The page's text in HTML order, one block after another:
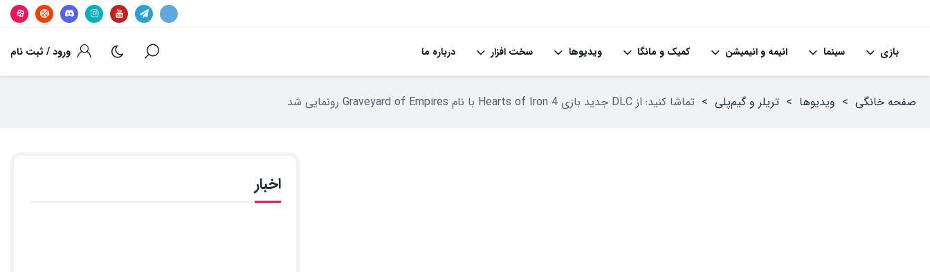
ورود / ثبت نام بازی سینما انیمه و انیمیشن کمیک و مانگا ویدیوها سخت افزار درباره ما
صفحه خانگی > ویدیوها > تریلر و گیم‌پلی > تماشا کنید: از DLC جدید بازی Hearts of Iron 4 با نام Graveyard of Empires رونمایی شد
اخبار